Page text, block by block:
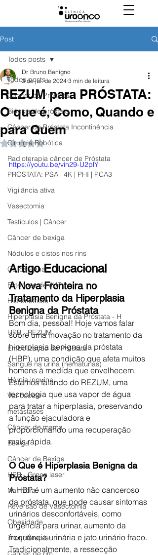
Post
Todos posts
Câncer de Próstata
Biópsia de próstata
Câncer de Próstata Incontinência
Cirurgia Robótica
Radioterapia câncer de Próstata
PROSTATA: PSA | 4K | PHI | PCA3
Vigilância ativa
Vasectomia
Testículos | Câncer
Câncer de bexiga
Nódulos e cistos nos rins
Cólica Renal
Estenose de JUP
Hidronefrose
Hiperplasia Benigna da Próstata - H
HPB - REZUM
Embolização da Próstata
Sangue na urina (hematúrias)
Hérnia inguinal
Varicocele
metástases
Câncer de mama
Bexiga
Câncer de Bexiga
HPB - Green laser
Na mídia
Reversão de Vasectomia
Obesidade
imunoterapia
Todos posts
REZUM para PRÓSTATA:
O que é, Como, Quando e
para Quem
Dr. Bruno Benigno
3 de jul. de 2024 3 min de leitura
Avaliado com NaN de 5 estrelas.
https://youtu.be/vin29-U2plY
Artigo Educacional
A Nova Fronteira no
Tratamento da Hiperplasia
Benigna da Próstata
Bom dia, pessoal! Hoje vamos falar
sobre uma inovação no tratamento da
hiperplasia benigna da próstata
(HBP), uma condição que afeta muitos
homens à medida que envelhecem.
Estamos falando do REZUM, uma
tecnologia que usa vapor de água
para tratar a hiperplasia, preservando
a função ejaculadora e
proporcionando uma recuperação
mais rápida.
O Que é Hiperplasia Benigna da
Próstata?
A HBP é um aumento não canceroso
da próstata, que pode causar sintomas
urinários desconfortáveis, como
urgência para urinar, aumento da
frequência urinária e jato urinário fraco.
Tradicionalmente, a ressecção